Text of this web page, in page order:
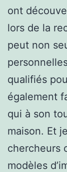
ont
lors de la
peut non
qualifiés
également
qui à son
maison. Et
chercheurs
modèles